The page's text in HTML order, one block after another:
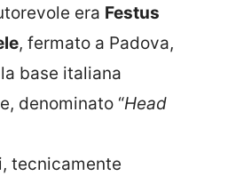
era Festus
, fermato a Padova,
base italiana
denominato “Head
tecnicamente